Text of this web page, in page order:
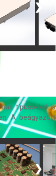
❯
típusokkal is
A beágyazott
❯